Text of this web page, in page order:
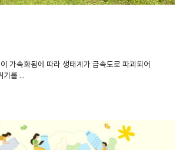
가속화됨에 따라 생태계가 급속도로 파괴되어
기를 ...